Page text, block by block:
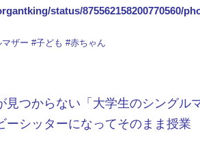
status/875562158200770560/
ザー #子ども #赤ちゃん
見つからない「大学生のシングル
ーシッターになってそのまま授業